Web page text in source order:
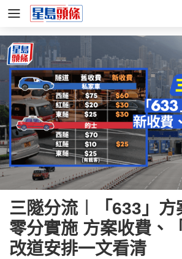
三隧分流︱「633」方
零分實施 方案收費、
改道安排一文看清